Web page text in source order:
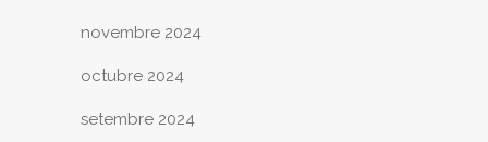
novembre 2024
octubre 2024
setembre 2024